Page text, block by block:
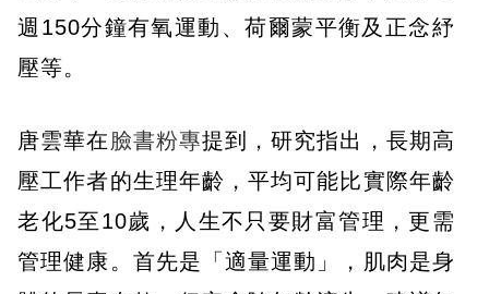
週150分鐘有氧運動、荷爾蒙平衡及正念紓
壓等。
唐雲華在 臉書粉專提到，研究指出，長期高
壓工作者的生理年齡，平均可能比實際年齡
老化5至10歲，人生不只要財富管理，更需
管理健康。首先是「適量運動」，肌肉是身